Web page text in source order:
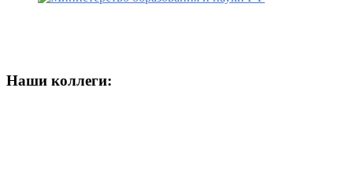
Наши коллеги: